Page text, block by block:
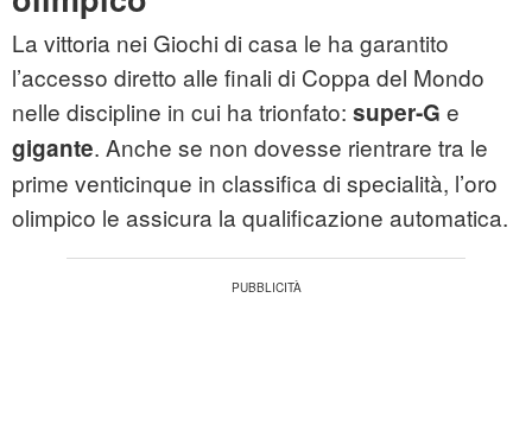
La vittoria nei Giochi di casa le ha garantito
l’accesso diretto alle finali di Coppa del Mondo
nelle discipline in cui ha trionfato: super‑G e
gigante. Anche se non dovesse rientrare tra le
prime venticinque in classifica di specialità, l’oro
olimpico le assicura la qualificazione automatica.